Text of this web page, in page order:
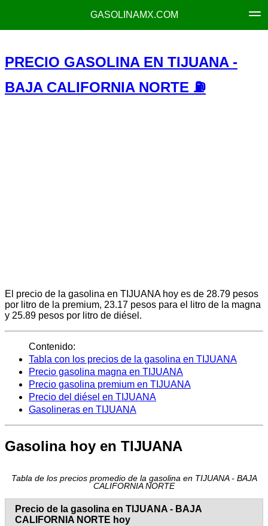
GASOLINAMX.COM
PRECIO GASOLINA EN TIJUANA -
BAJA CALIFORNIA NORTE ⛽
El precio de la gasolina en TIJUANA hoy es de 28.79 pesos
por litro de la premium, 23.17 pesos para el litro de la magna
y 25.89 pesos por litro de diésel.
Contenido:
Tabla con los precios de la gasolina en TIJUANA
Precio gasolina magna en TIJUANA
Precio gasolina premium en TIJUANA
Precio del diésel en TIJUANA
Gasolineras en TIJUANA
Gasolina hoy en TIJUANA
Tabla de los precios promedio de la gasolina en TIJUANA - BAJA
CALIFORNIA NORTE
Precio de la gasolina en TIJUANA - BAJA
CALIFORNIA NORTE hoy